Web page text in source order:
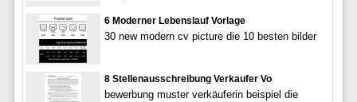
6 Moderner Lebenslauf Vorlage
30 new modern cv picture die 10 besten bilder
8 Stellenausschreibung Verkaufer Vo
bewerbung muster verkäuferin beispiel die